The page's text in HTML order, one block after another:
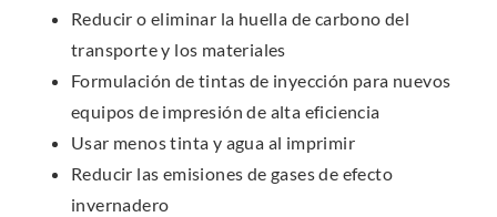
Reducir o eliminar la huella de carbono del
transporte y los materiales
Formulación de tintas de inyección para nuevos
equipos de impresión de alta eficiencia
Usar menos tinta y agua al imprimir
Reducir las emisiones de gases de efecto
invernadero